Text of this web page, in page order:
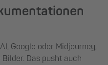
Google oder Midjourney,
Das pusht auch